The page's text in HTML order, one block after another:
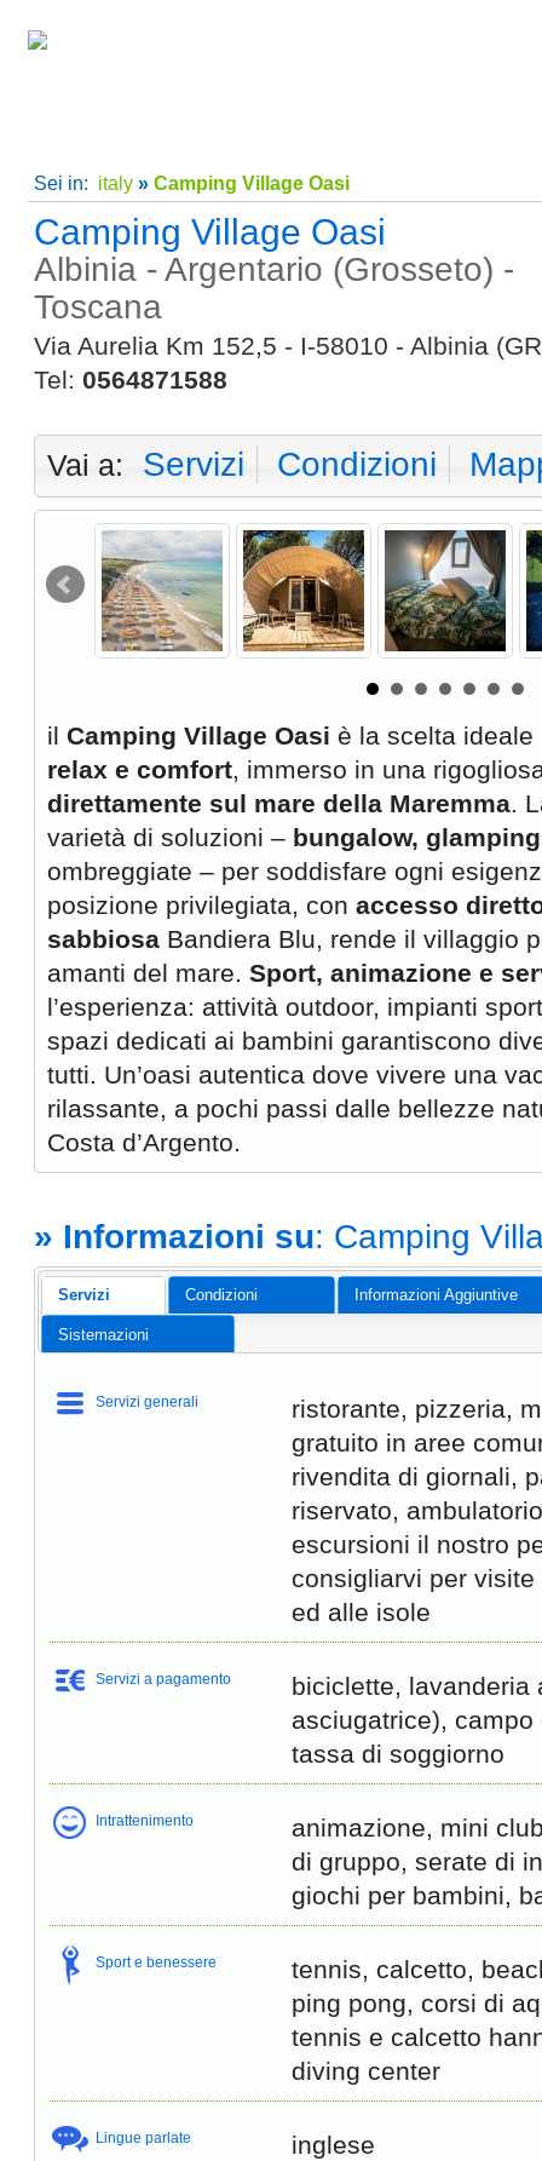
Sei in: italy» Camping Village Oasi
Camping Village Oasi
Albinia - Argentario (Grosseto) -
Toscana
Via Aurelia Km 152,5 - I-58010 - Albinia
Tel: 0564871588
Vai a: Servizi Condizioni
il Camping Village Oasi è la scelta
relax e comfort, immerso in una
direttamente sul mare della Maremma.
varietà di soluzioni – bungalow,
ombreggiate – per soddisfare ogni
posizione privilegiata, con accesso
sabbiosaBandiera Blu, rende il villaggio
amanti del mare. Sport, animazione e
l’esperienza: attività outdoor, impianti
spazi dedicati ai bambini garantiscono
tutti. Un’oasi autentica dove vivere una
rilassante, a pochi passi dalle bellezze
Costa d’Argento.
» Informazioni su: Camping
Servizi Condizioni Informazioni Aggiuntive
Sistemazioni
Servizi generali
ristorante, pizzeria,
gratuito in aree
rivendita di giornali,
riservato,
escursioni il nostro
consigliarvi per visite
ed alle isole
Servizi a pagamento
biciclette, lavanderia
asciugatrice),
tassa di soggiorno
Intrattenimento
animazione, mini
di gruppo, serate di
giochi per bambini,
Sport e benessere
tennis, calcetto,
ping pong, corsi di
tennis e calcetto
diving center
Lingue parlate inglese